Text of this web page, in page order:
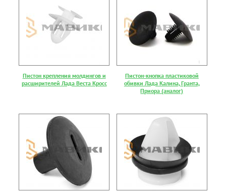
Пистон крепления молдингов и
расширителей Лада Веста Кросс
Пистон-кнопка пластиковой
обивки Лада Калина, Гранта,
Приора (аналог)